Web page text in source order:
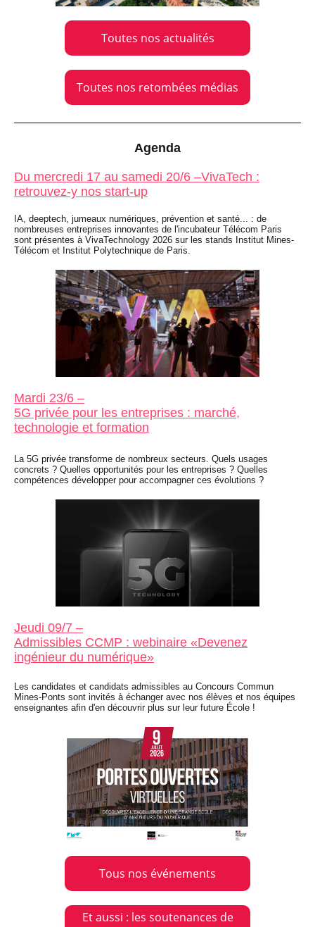
Toutes nos actualités
Toutes nos retombées médias
Agenda
Du mercredi 17 au samedi 20/6 –VivaTech :
retrouvez-y nos start-up
IA, deeptech, jumeaux numériques, prévention et santé... : de
nombreuses entreprises innovantes de l'incubateur Télécom Paris
sont présentes à VivaTechnology 2026 sur les stands Institut Mines-
Télécom et Institut Polytechnique de Paris.
Mardi 23/6 –
5G privée pour les entreprises : marché,
technologie et formation
La 5G privée transforme de nombreux secteurs. Quels usages
concrets ? Quelles opportunités pour les entreprises ? Quelles
compétences développer pour accompagner ces évolutions ?
Jeudi 09/7 –
Admissibles CCMP : webinaire «Devenez
ingénieur du numérique»
Les candidates et candidats admissibles au Concours Commun
Mines-Ponts sont invités à échanger avec nos élèves et nos équipes
enseignantes afin d'en découvrir plus sur leur future École !
Tous nos événements
Et aussi : les soutenances de